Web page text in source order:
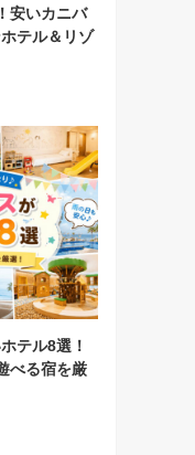
安いカニバ
テル＆リゾ
テル8選！
べる宿を厳